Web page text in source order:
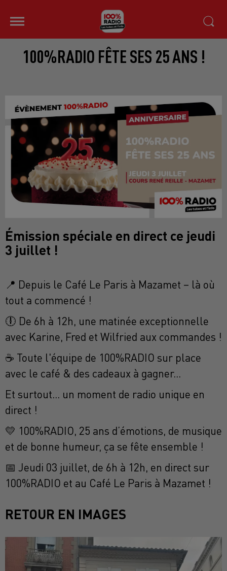
100%RADIO FÊTE SES 25 ANS !
Émission spéciale en direct ce jeudi
3 juillet !
📍 Depuis le Café Le Paris à Mazamet – là où
tout a commencé !
🕕 De 6h à 12h, une matinée exceptionnelle
avec Karine, Fred et Wilfried aux commandes !
☕ Toute l'équipe de 100%RADIO sur place
avec le café & des cadeaux à gagner...
Et surtout... un moment de radio unique en
direct !
💛 100%RADIO, 25 ans d’émotions, de musique
et de bonne humeur, ça se fête ensemble !
📅 Jeudi 03 juillet, de 6h à 12h, en direct sur
100%RADIO et au Café Le Paris à Mazamet !
RETOUR EN IMAGES